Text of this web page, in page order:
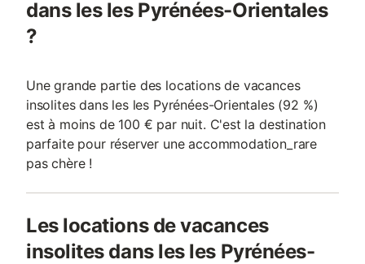
dans les les Pyrénées-Orientales
?
Une grande partie des locations de vacances
insolites dans les les Pyrénées-Orientales (92 %)
est à moins de 100 € par nuit. C'est la destination
parfaite pour réserver une accommodation_rare
pas chère !
Les locations de vacances
insolites dans les les Pyrénées-